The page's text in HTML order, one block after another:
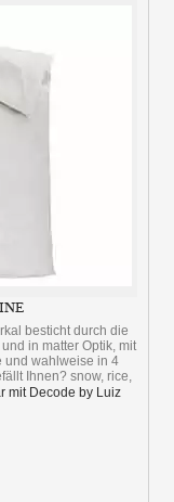
besticht durch die
in matter Optik, mit
und wahlweise in 4
Ihnen? snow, rice,
mit Decode by Luiz